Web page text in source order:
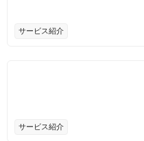
サービス紹介
サービス紹介